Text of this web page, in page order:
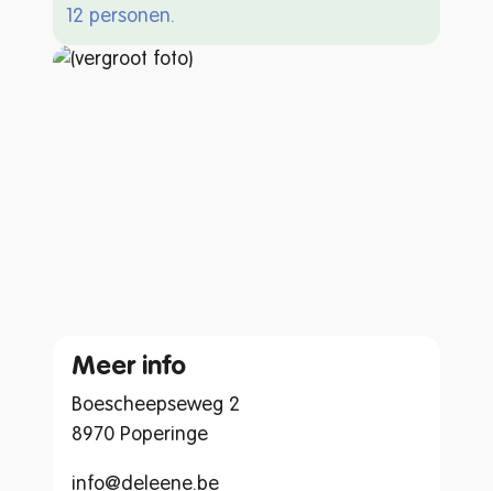
12 personen.
Meer info
Boescheepseweg 2
8970 Poperinge
info@deleene.be